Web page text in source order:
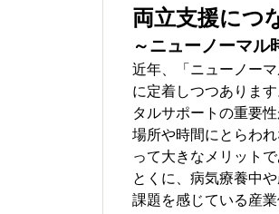
両立支援につ
～ニューノーマル
近年、「ニューノー
に定着しつつありま
タルサポートの重要性
場所や時間にとらわ
って大きなメリット
とくに、病気療養中
課題を感じている産